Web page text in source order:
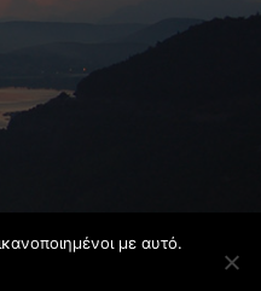
με αυτό.